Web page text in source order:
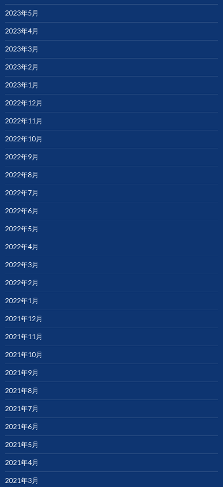
2023年5月
2023年4月
2023年3月
2023年2月
2023年1月
2022年12月
2022年11月
2022年10月
2022年9月
2022年8月
2022年7月
2022年6月
2022年5月
2022年4月
2022年3月
2022年2月
2022年1月
2021年12月
2021年11月
2021年10月
2021年9月
2021年8月
2021年7月
2021年6月
2021年5月
2021年4月
2021年3月